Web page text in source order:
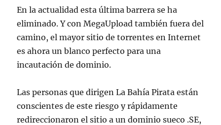
En la actualidad esta última barrera se ha
eliminado. Y con MegaUpload también fuera del
camino, el mayor sitio de torrentes en Internet
es ahora un blanco perfecto para una
incautación de dominio.
Las personas que dirigen La Bahía Pirata están
conscientes de este riesgo y rápidamente
redireccionaron el sitio a un dominio sueco .SE,